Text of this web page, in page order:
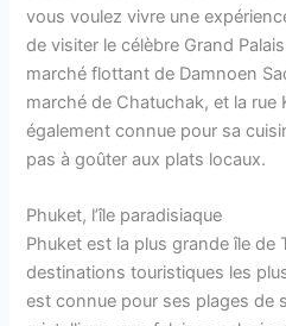
vous voulez vivre une
de visiter le célèbre Grand
marché flottant de Damnoen
marché de Chatuchak, et la rue
également connue pour sa
pas à goûter aux plats locaux.
Phuket, l’île paradisiaque
Phuket est la plus grande île de
destinations touristiques les
est connue pour ses plages de